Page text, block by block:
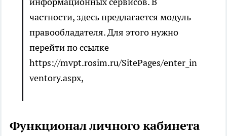
частности, здесь предлагается модуль
правообладателя. Для этого нужно
перейти по ссылке
https://mvpt.rosim.ru/SitePages/enter_in
ventory.aspx,
Функционал личного кабинета